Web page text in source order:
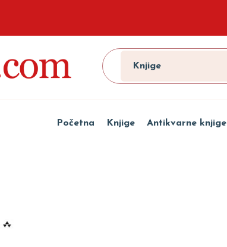
Knjige
Početna Knjige Antikvarne knjige